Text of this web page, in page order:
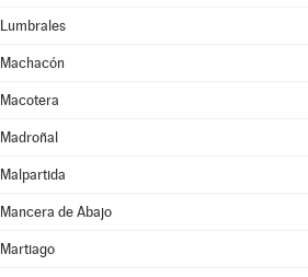
Lumbrales
Machacón
Macotera
Madroñal
Malpartida
Mancera de Abajo
Martiago